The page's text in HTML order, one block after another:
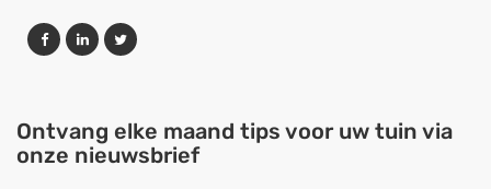
Ontvang elke maand tips voor uw tuin via
onze nieuwsbrief